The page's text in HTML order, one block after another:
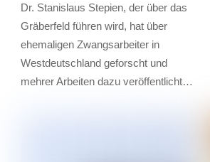
Dr. Stanislaus Stepien, der über das
Gräberfeld führen wird, hat über
ehemaligen Zwangsarbeiter in
Westdeutschland geforscht und
mehrer Arbeiten dazu veröffentlicht…